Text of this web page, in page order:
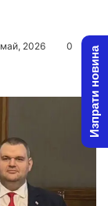
2026 0 Изпрати новина